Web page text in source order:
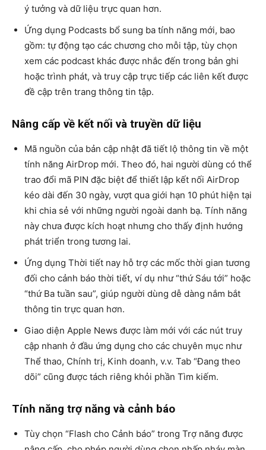
ý tưởng và dữ liệu trực quan hơn.
Ứng dụng Podcasts bổ sung ba tính năng mới, bao
gồm: tự động tạo các chương cho mỗi tập, tùy chọn
xem các podcast khác được nhắc đến trong bản ghi
hoặc trình phát, và truy cập trực tiếp các liên kết được
đề cập trên trang thông tin tập.
Nâng cấp về kết nối và truyền dữ liệu
Mã nguồn của bản cập nhật đã tiết lộ thông tin về một
tính năng AirDrop mới. Theo đó, hai người dùng có thể
trao đổi mã PIN đặc biệt để thiết lập kết nối AirDrop
kéo dài đến 30 ngày, vượt qua giới hạn 10 phút hiện tại
khi chia sẻ với những người ngoài danh bạ. Tính năng
này chưa được kích hoạt nhưng cho thấy định hướng
phát triển trong tương lai.
Ứng dụng Thời tiết nay hỗ trợ các mốc thời gian tương
đối cho cảnh báo thời tiết, ví dụ như “thứ Sáu tới” hoặc
“thứ Ba tuần sau”, giúp người dùng dễ dàng nắm bắt
thông tin trực quan hơn.
Giao diện Apple News được làm mới với các nút truy
cập nhanh ở đầu ứng dụng cho các chuyên mục như
Thể thao, Chính trị, Kinh doanh, v.v. Tab “Đang theo
dõi” cũng được tách riêng khỏi phần Tìm kiếm.
Tính năng trợ năng và cảnh báo
Tùy chọn “Flash cho Cảnh báo” trong Trợ năng được